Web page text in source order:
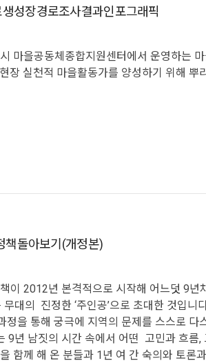
성장경로조사결과인포그래픽
마을공동체종합지원센터에서 운영하는
장 실천적 마을활동가를 양성하기 위해
책돌아보기(개정본)
이 2012년 본격적으로 시작해 어느덧 9년
무대의 진정한 ‘주인공’으로 초대한 것입
정을 통해 궁극에 지역의 문제를 스스로
9년 남짓의 시간 속에서 어떤 고민과 흐름
함께 해 온 분들과 1년 여 간 숙의와 토론